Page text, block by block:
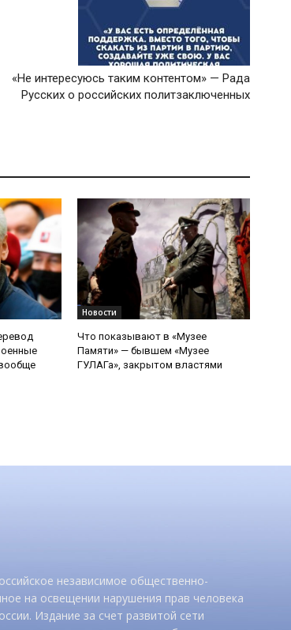
«Не интересуюсь таким контентом» — Рада
Русских о российских политзаключенных
Новости
Что показывают в «Музее
Памяти» — бывшем «Музее
ГУЛАГа», закрытом властями
независимое общественно-
на освещении нарушения прав человека
Издание за счет развитой сети